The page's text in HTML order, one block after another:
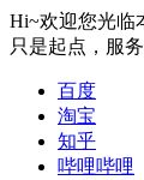
Hi~欢迎您光临
只是起点，服
百度
淘宝
知乎
哔哩哔哩